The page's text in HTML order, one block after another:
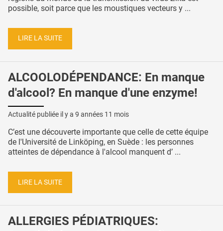
possible, soit parce que les moustiques vecteurs y ...
LIRE LA SUITE
ALCOOLODÉPENDANCE: En manque
d'alcool? En manque d'une enzyme!
Actualité publiée il y a 9 années 11 mois
C’est une découverte importante que celle de cette équipe
de l'Université de Linköping, en Suède : les personnes
atteintes de dépendance à l'alcool manquent d’ ...
LIRE LA SUITE
ALLERGIES PÉDIATRIQUES: